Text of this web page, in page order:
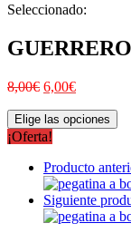
Seleccionado:
8,00€ 6,00€
Elige las opciones
¡Oferta!
Producto
Siguiente